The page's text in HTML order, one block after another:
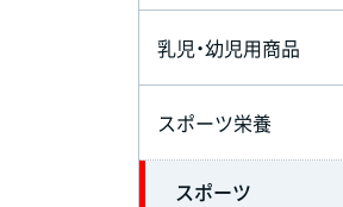
乳児・幼児用商品
スポーツ栄養
スポーツ